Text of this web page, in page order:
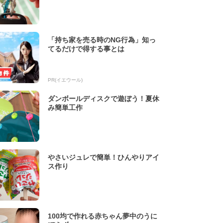
「持ち家を売る時のNG行為」知っ
てるだけで得する事とは
PR(イエウール)
ダンボールディスクで遊ぼう！夏休
み簡単工作
やさいジュレで簡単！ひんやりアイ
ス作り
100均で作れる赤ちゃん夢中のうに